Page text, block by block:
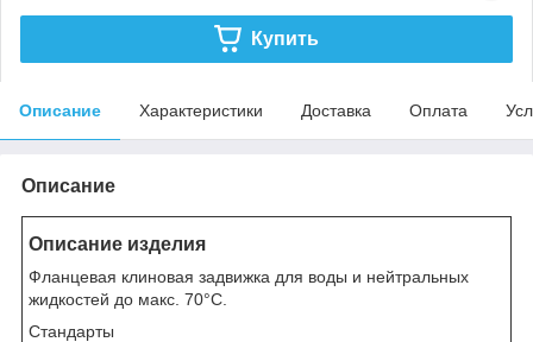
Купить
Описание Характеристики Доставка Оплата
Описание
Описание изделия
Фланцевая клиновая задвижка для воды и нейтральных
жидкостей до макс. 70°C.
Стандарты